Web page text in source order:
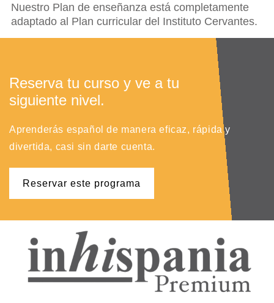
Nuestro Plan de enseñanza está completamente
adaptado al Plan curricular del Instituto Cervantes.
Reserva tu curso y ve a tu
siguiente nivel.
Aprenderás español de manera eficaz, rápida y
divertida, casi sin darte cuenta.
Reservar este programa